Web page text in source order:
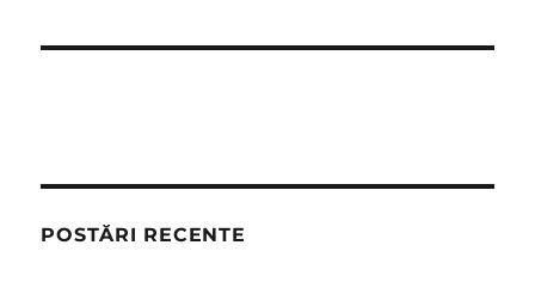
POSTĂRI RECENTE